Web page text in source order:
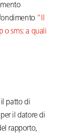
“Il
o sms: a quali
il patto di
il datore di
rapporto,